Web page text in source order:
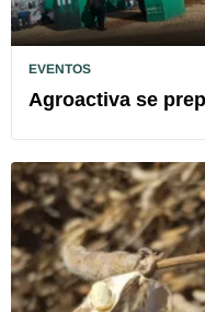
EVENTOS
Agroactiva se